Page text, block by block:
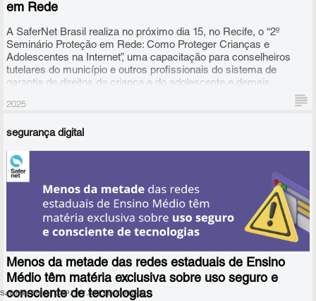
em Rede
A SaferNet Brasil realiza no próximo dia 15, no Recife, o “2º
Seminário Proteção em Rede: Como Proteger Crianças e
Adolescentes na Internet”, uma capacitação para conselheiros
tutelares do município e outros profissionais do sistema de
garantia de direitos da criança e do adolescente e demais
adolescentes e suas famílias e os ajudarão a enfrentar os
2025
segurança digital
Menos da metade das redes estaduais de Ensino
Médio têm matéria exclusiva sobre uso seguro e
consciente de tecnologias
SaferNet Brasil | CNPJ: 07.837.984/0001-09